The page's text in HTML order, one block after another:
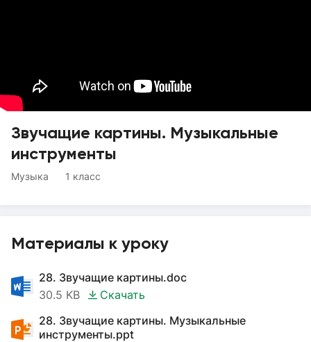
Звучащие картины. Музыкальные
инструменты
Музыка 1 класс
Материалы к уроку
28. Звучащие картины.doc
30.5 KB
Скачать
28. Звучащие картины. Музыкальные
инструменты.ppt